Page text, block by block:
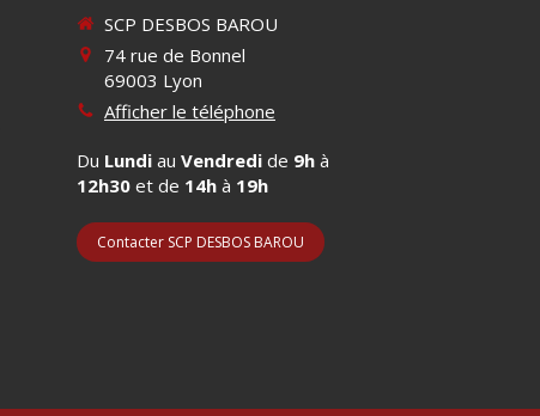
SCP DESBOS BAROU
74 rue de Bonnel
69003 Lyon
Afficher le téléphone
Du Lundiau Vendredide 9hà
12h30et de 14hà 19h
Contacter SCP DESBOS BAROU